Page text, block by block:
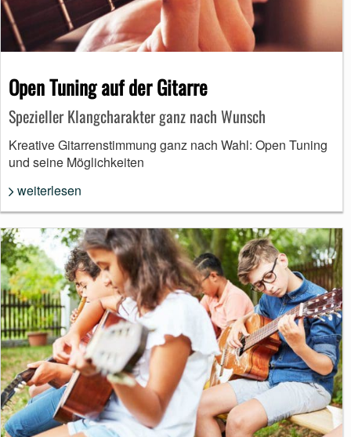
Open Tuning auf der Gitarre
Spezieller Klangcharakter ganz nach Wunsch
Kreative Gitarrenstimmung ganz nach Wahl: Open Tuning
und seine Möglichkeiten
weiterlesen